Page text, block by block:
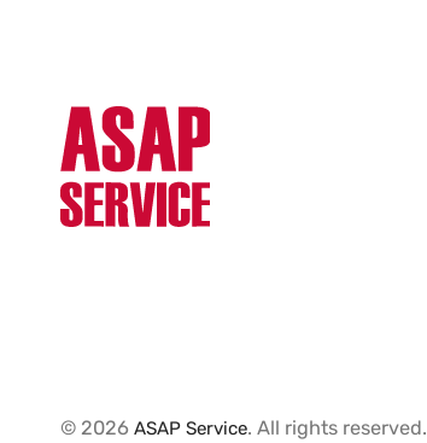
© 2026 ASAP Service. All rights reserved.